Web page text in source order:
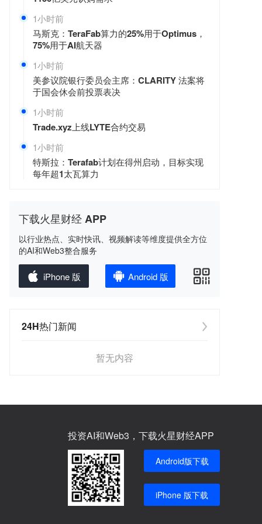
1小时前
马斯克：TeraFab算力的25%用于Optimus，
75%用于AI航天器
1小时前
美参议院银行委员会主席：CLARITY 法案将
于国会休会前投票表决
1小时前
Trade.xyz上线LYTE合约交易
1小时前
特斯拉：Terafab计划在得州启动，目标实现
每年超1太瓦算力
下载火星财经 APP
以行业热点、实时快讯、视频解读等维度提供全方位
的AI和Web3整合服务
iPhone 版 Android 版
24H热门新闻
暂无内容
投资AI和Web3，下载火星财经APP
Android版下载
iPhone 版下载